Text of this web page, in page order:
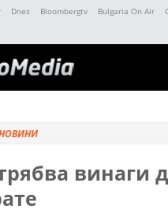
Dnes Bloombergtv Bulgaria On Air
винаги